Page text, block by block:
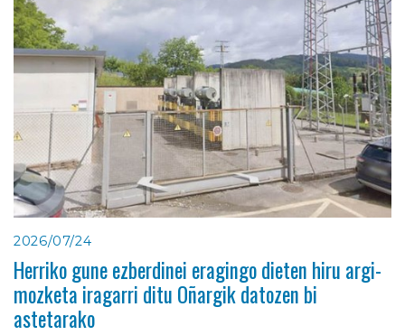
2026/07/24
Herriko gune ezberdinei eragingo dieten hiru argi-
mozketa iragarri ditu Oñargik datozen bi
astetarako